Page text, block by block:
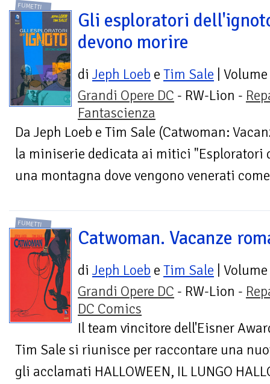
FUMETTI
Gli esploratori
devono morire
di Jeph Loeb e Tim Sale | Volume
Grandi Opere DC - RW-Lion -
Fantascienza
Da Jeph Loeb e Tim Sale (Catwoman:
la miniserie dedicata ai mitici "Esploratori
una montagna dove vengono venerati
FUMETTI
Catwoman. Vacanze
di Jeph Loeb e Tim Sale | Volume
Grandi Opere DC - RW-Lion -
DC Comics
Il team vincitore dell'Eisner
Tim Sale si riunisce per raccontare una
gli acclamati HALLOWEEN, IL LUNGO